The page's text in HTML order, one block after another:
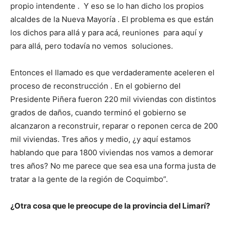
propio intendente . Y eso se lo han dicho los propios
alcaldes de la Nueva Mayoría . El problema es que están
los dichos para allá y para acá, reuniones para aquí y
para allá, pero todavía no vemos soluciones.
Entonces el llamado es que verdaderamente aceleren el
proceso de reconstrucción . En el gobierno del
Presidente Piñera fueron 220 mil viviendas con distintos
grados de daños, cuando terminó el gobierno se
alcanzaron a reconstruir, reparar o reponen cerca de 200
mil viviendas. Tres años y medio, ¿y aquí estamos
hablando que para 1800 viviendas nos vamos a demorar
tres años? No me parece que sea esa una forma justa de
tratar a la gente de la región de Coquimbo”.
¿Otra cosa que le preocupe de la provincia del Limarí?